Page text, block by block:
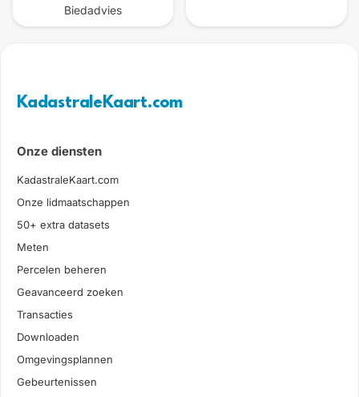
Biedadvies
KadastraleKaart.com
Onze diensten
KadastraleKaart.com
Onze lidmaatschappen
50+ extra datasets
Meten
Percelen beheren
Geavanceerd zoeken
Transacties
Downloaden
Omgevingsplannen
Gebeurtenissen